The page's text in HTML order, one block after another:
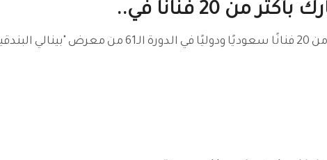
من 20 فناناً في..
2026م،..